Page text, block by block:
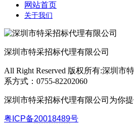
网站首页
关于我们
深圳市特采招标代理有限公司
All Right Reserved 版权所有:深圳市
系方式：0755-82202060
深圳市特采招标代理有限公司为你
粤ICP备20018489号